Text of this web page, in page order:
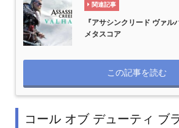
関連記事
『アサシンクリード ヴァル
メタスコア
この記事を読む
コール オブ デューティ ブ